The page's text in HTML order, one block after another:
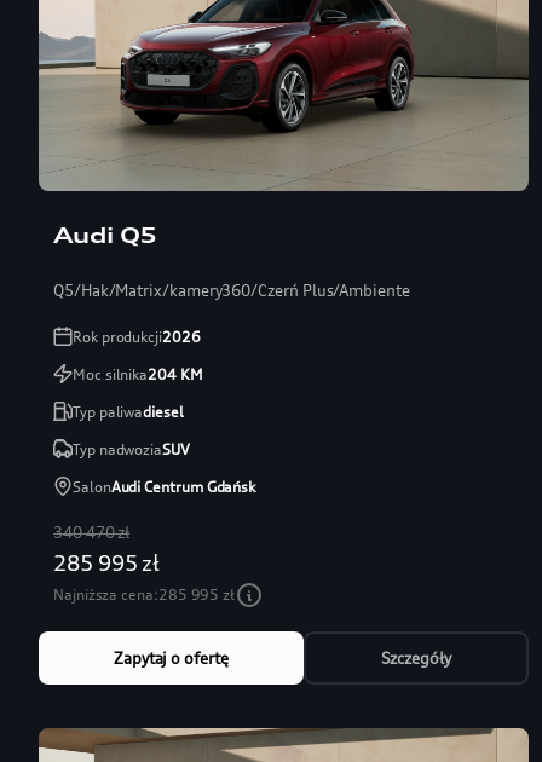
Audi Q5
Q5/Hak/Matrix/kamery360/Czerń Plus/Ambiente
Rok produkcji2026
Moc silnika204KM
Typ paliwadiesel
Typ nadwoziaSUV
SalonAudi Centrum Gdańsk
340 470 zł
285 995 zł
Najniższa cena:285 995 zł
Zapytaj o ofertę Szczegóły